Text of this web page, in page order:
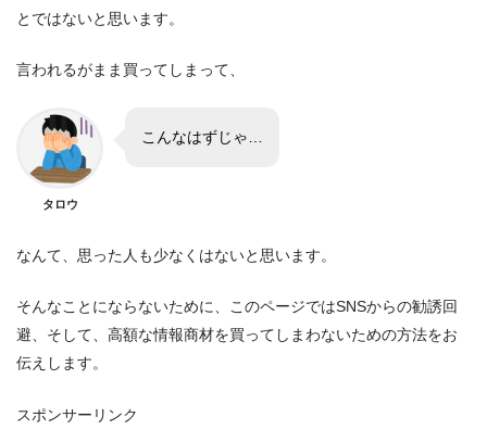
とではないと思います。
言われるがまま買ってしまって、
タロウ
こんなはずじゃ…
なんて、思った人も少なくはないと思います。
そんなことにならないために、このページではSNSからの勧誘回
避、そして、高額な情報商材を買ってしまわないための方法をお
伝えします。
スポンサーリンク